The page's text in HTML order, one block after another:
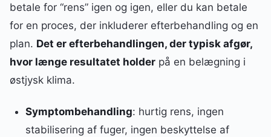
betale for “rens” igen og igen, eller du kan betale
for en proces, der inkluderer efterbehandling og en
plan. Det er efterbehandlingen, der typisk afgør,
hvor længe resultatet holder på en belægning i
østjysk klima.
Symptombehandling: hurtig rens, ingen
stabilisering af fuger, ingen beskyttelse af